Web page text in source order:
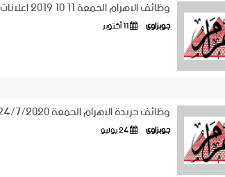
وظائف الاهرام الجمعة ١١ ١٠ ٢٠١٩ اعلانات وظائف الاهرام الاسبوعي
جوبزاوى
11 أكتوبر
وظائف جريدة الاهرام الجمعة 24/7/2020 - #الاهرام الاسبوعي 24 يوليو 2020
جوبزاوى
24 يوليو